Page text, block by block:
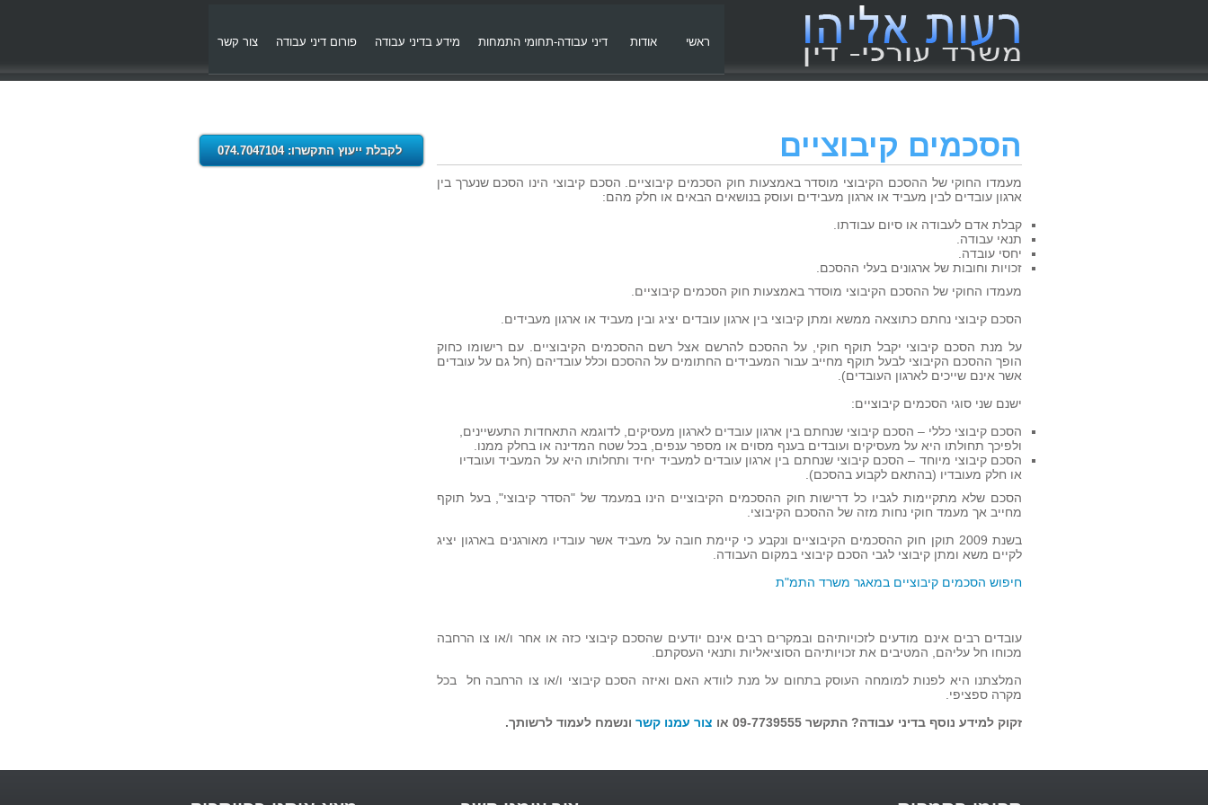
ראשי אודות דיני עבודה-תחומי התמחות מידע בדיני עבודה פורום דיני עבודה צור קשר
הסכמים קיבוציים
מעמדו החוקי של ההסכם הקיבוצי מוסדר באמצעות חוק הסכמים קיבוציים. הסכם קיבוצי הינו הסכם שנערך בין
ארגון עובדים לבין מעביד או ארגון מעבידים ועוסק בנושאים הבאים או חלק מהם:
קבלת אדם לעבודה או סיום עבודתו.
תנאי עבודה.
יחסי עובדה.
זכויות וחובות של ארגונים בעלי ההסכם.
מעמדו החוקי של ההסכם הקיבוצי מוסדר באמצעות חוק הסכמים קיבוציים.
הסכם קיבוצי נחתם כתוצאה ממשא ומתן קיבוצי בין ארגון עובדים יציג ובין מעביד או ארגון מעבידים.
על מנת הסכם קיבוצי יקבל תוקף חוקי, על ההסכם להרשם אצל רשם ההסכמים הקיבוציים. עם רישומו כחוק
הופך ההסכם הקיבוצי לבעל תוקף מחייב עבור המעבידים החתומים על ההסכם וכלל עובדיהם (חל גם על עובדים
אשר אינם שייכים לארגון העובדים).
ישנם שני סוגי הסכמים קיבוציים:
הסכם קיבוצי כללי – הסכם קיבוצי שנחתם בין ארגון עובדים לארגון מעסיקים, לדוגמא התאחדות התעשיינים,
ולפיכך תחולתו היא על מעסיקים ועובדים בענף מסוים או מספר ענפים, בכל שטח המדינה או בחלק ממנו.
הסכם קיבוצי מיוחד – הסכם קיבוצי שנחתם בין ארגון עובדים למעביד יחיד ותחלותו היא על המעביד ועובדיו
או חלק מעובדיו (בהתאם לקבוע בהסכם).
הסכם שלא מתקיימות לגביו כל דרישות חוק ההסכמים הקיבוציים הינו במעמד של "הסדר קיבוצי", בעל תוקף
מחייב אך מעמד חוקי נחות מזה של ההסכם הקיבוצי.
בשנת 2009 תוקן חוק ההסכמים הקיבוציים ונקבע כי קיימת חובה על מעביד אשר עובדיו מאורגנים בארגון יציג
לקיים משא ומתן קיבוצי לגבי הסכם קיבוצי במקום העבודה.
חיפוש הסכמים קיבוציים במאגר משרד התמ"ת
עובדים רבים אינם מודעים לזכויותיהם ובמקרים רבים אינם יודעים שהסכם קיבוצי כזה או אחר ו/או צו הרחבה
מכוחו חל עליהם, המטיבים את זכויותיהם הסוציאליות ותנאי העסקתם.
המלצתנו היא לפנות למומחה העוסק בתחום על מנת לוודא האם ואיזה הסכם קיבוצי ו/או צו הרחבה חל בכל
מקרה ספציפי.
זקוק למידע נוסף בדיני עבודה? התקשר 09-7739555 או
צור עמנו קשר ונשמח לעמוד לרשותך.